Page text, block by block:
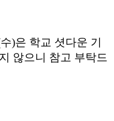
수)은 학교 셧다운 기
않으니 참고 부탁드